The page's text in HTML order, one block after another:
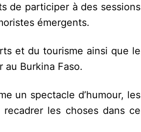
de participer à des sessions
émergents.
et du tourisme ainsi que le
au Burkina Faso.
un spectacle d’humour, les
recadrer les choses dans ce